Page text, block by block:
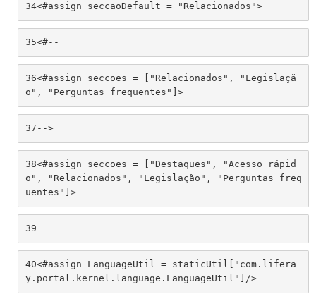
34<#assign seccaoDefault = "Relacionados">
35<#--
36<#assign seccoes = ["Relacionados", "Legislaçã
o", "Perguntas frequentes"]>
37 -->
38<#assign seccoes = ["Destaques", "Acesso rápid
o", "Relacionados", "Legislação", "Perguntas freq
uentes"]>
39
40<#assign LanguageUtil = staticUtil["com.lifera
y.portal.kernel.language.LanguageUtil"]/>